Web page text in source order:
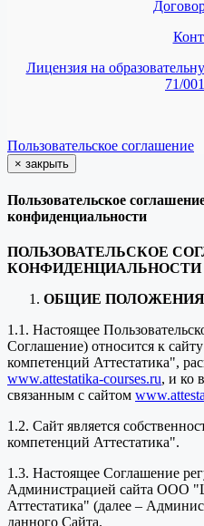
Лицензия на
71/
Пользовательское соглашение
× закрыть
Пользовательское
конфиденциальности
ПОЛЬЗОВАТЕЛЬСКОЕ
КОНФИДЕНЦИАЛЬНОСТИ
ОБЩИЕ ПОЛОЖЕНИЯ
1.1. Настоящее
Соглашение) относится к
компетенций Аттестатика",
www.attestatika-courses.ru, и ко
связанным с сайтом
1.2. Сайт является
компетенций Аттестатика".
1.3. Настоящее Соглашение
Администрацией сайта ООО
Аттестатика" (далее –
данного Сайта.